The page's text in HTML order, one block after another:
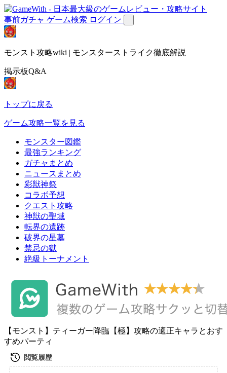
事前ガチャ ゲーム検索 ログイン
モンスト攻略wiki | モンスターストライク徹底解説
掲示板Q&A
トップに戻る
ゲーム攻略一覧を見る
モンスター図鑑
最強ランキング
ガチャまとめ
ニュースまとめ
彩獣神祭
コラボ予想
クエスト攻略
神獣の聖域
転界の遺跡
破界の星墓
禁忌の獄
絶級トーナメント
【モンスト】ティーガー降臨【極】攻略の適正キャラとおす
すめパーティ